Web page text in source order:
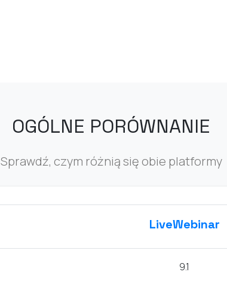
OGÓLNE PORÓWNANIE
Sprawdź, czym różnią się obie platformy
LiveWebinar
9.1